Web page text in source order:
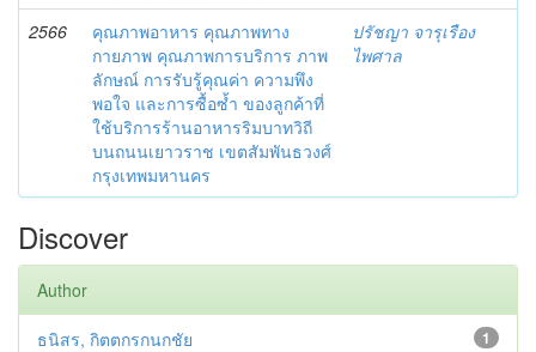
2566
คุณภาพอาหาร คุณภาพทาง
กายภาพ คุณภาพการบริการ ภาพ
ลักษณ์ การรับรู้คุณค่า ความพึง
พอใจ และการซื้อซ้ำ ของลูกค้าที่
ใช้บริการร้านอาหารริมบาทวิถี
บนถนนเยาวราช เขตสัมพันธวงศ์
กรุงเทพมหานคร
ปรัชญา จารุเรือง
ไพศาล
Discover
Author
1
ธนิสร, กิตตกรกนกชัย